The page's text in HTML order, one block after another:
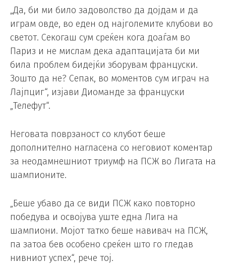
„Да, би ми било задоволство да дојдам и да
играм овде, во еден од најголемите клубови во
светот. Секогаш сум среќен кога доаѓам во
Париз и не мислам дека адаптацијата би ми
била проблем бидејќи зборувам француски.
Зошто да не? Сепак, во моментов сум играч на
Лајпциг“, изјави Диоманде за француски
„Телефут“.
Неговата поврзаност со клубот беше
дополнително нагласена со неговиот коментар
за неодамнешниот триумф на ПСЖ во Лигата на
шампионите.
„Беше убаво да се види ПСЖ како повторно
победува и освојува уште една Лига на
шампиони. Мојот татко беше навивач на ПСЖ,
па затоа бев особено среќен што го гледав
нивниот успех“, рече тој.